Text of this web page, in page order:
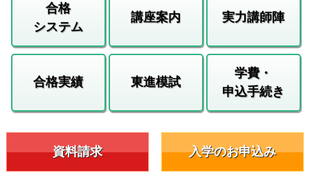
合格
システム
講座案内 実力講師陣
合格実績 東進模試
学費・
申込手続き
資料請求 入学のお申込み